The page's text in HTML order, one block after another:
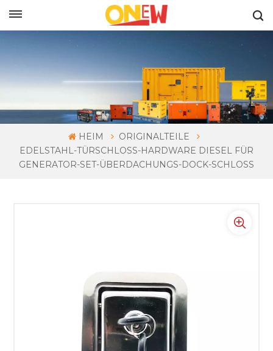
HEIM
ORIGINALTEILE
EDELSTAHL-TÜRSCHLOSS-HARDWARE DIESEL FÜR
GENERATOR-SET-ÜBERDACHUNGS-DOCK-SCHLOSS